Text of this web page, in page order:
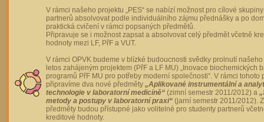
V rámci našeho projektu „PES“ se nabízí možnost pro cílové
partnerů absolvovat podle individuálního zájmu přednášky a po
praktická cvičení v rámci popsaných předmětů.
Připravuje se i možnost zapsat a absolvovat celý předmět včetně
hodnoty mezi LF, PřF a VUT.
V rámci OPVK budeme v blízké budoucnosti svědky prolnutí
letos zahájeným projektem (PřF a LF MU) „Inovace biochemických
programů PřF MU pro potřeby moderní společnosti“. V rámci tohoto
připravíme dva nové předměty „Aplikované instrumentální a
technologie v laboratorní medicíně“ (zimní semestr 2011/2012) a
metody a postupy v laboratorní praxi“ (jarní semestr 2011/2012).
předměty budou přístupné jako volitelné pro studenty partnerů
kreditové hodnoty.